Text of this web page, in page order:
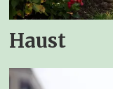
Haust